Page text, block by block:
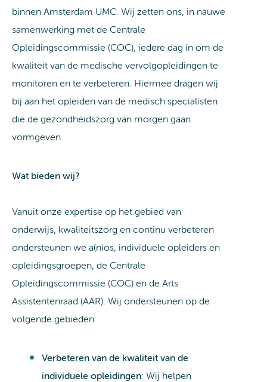
binnen Amsterdam UMC. Wij zetten ons, in nauwe
samenwerking met de Centrale
Opleidingscommissie (COC), iedere dag in om de
kwaliteit van de medische vervolgopleidingen te
monitoren en te verbeteren. Hiermee dragen wij
bij aan het opleiden van de medisch specialisten
die de gezondheidszorg van morgen gaan
vormgeven.
Wat bieden wij?
Vanuit onze expertise op het gebied van
onderwijs, kwaliteitszorg en continu verbeteren
ondersteunen we a(nios, individuele opleiders en
opleidingsgroepen, de Centrale
Opleidingscommissie (COC) en de Arts
Assistentenraad (AAR). Wij ondersteunen op de
volgende gebieden:
Verbeteren van de kwaliteit van de
individuele opleidingen: Wij helpen